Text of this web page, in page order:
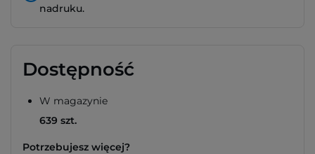
nadruku.
Dostępność
W magazynie
639 szt.
Potrzebujesz więcej?